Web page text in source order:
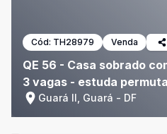
Cód: TH28979 Venda
QE 56 - Casa sobrado
3 vagas - estuda
Guará II, Guará - DF